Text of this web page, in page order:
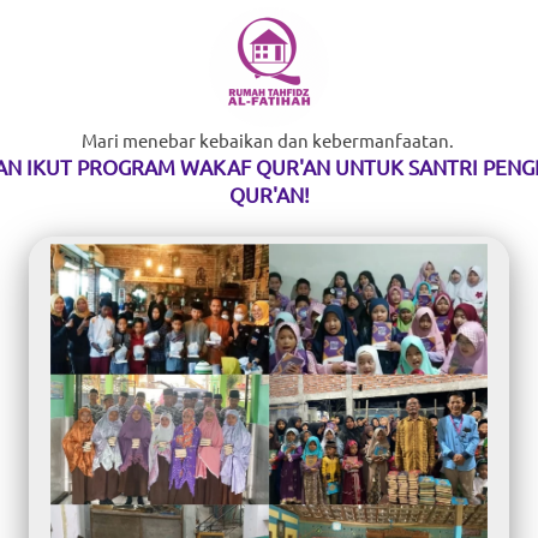
Mari menebar kebaikan dan kebermanfaatan.
IKUT PROGRAM WAKAF QUR'AN UNTUK SANTRI
QUR'AN!